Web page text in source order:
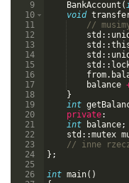
9
10
11
12
13
14
15
16
17
18
19
20
21
22
23
24
25
26
BankAccount (
void
//
std ::
std ::
std ::
std ::
from.
balance
}
int
private:
int
balance;
std ::mutex
// inne
} ;
int main( )